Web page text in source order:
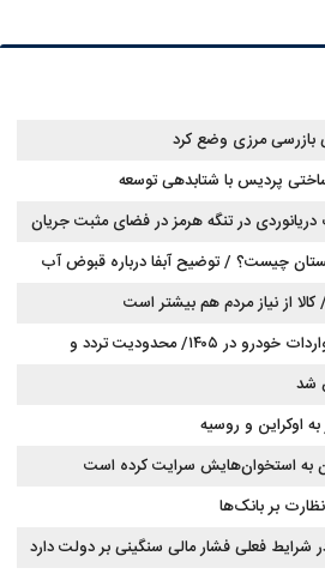
بازرسی مرزی وضع کرد
دریانوردی در تنگه هرمز در فضای مثبت جریان
چیست؟ / توضیح آبفا درباره قبوض آب
از نیاز مردم هم بیشتر است
ابلاغ قوانین جدید اسقاط و واردات خودرو در ۱۴۰۵/ محدودیت تردد و
شد
اوکراین و روسیه
به استخوان‌هایش سرایت کرده است
بر بانک‌ها
شرایط فعلی فشار مالی سنگینی بر دولت دارد